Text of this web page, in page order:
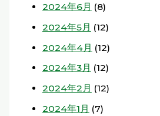
2024年6月 (8)
2024年5月 (12)
2024年4月 (12)
2024年3月 (12)
2024年2月 (12)
2024年1月 (7)